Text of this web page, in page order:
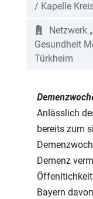
/ Kapelle
Netzwerk
Gesundheit
Türkheim
Anlässlich
bereits zum
Demenz
Bayern